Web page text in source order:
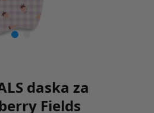
daska za
Fields